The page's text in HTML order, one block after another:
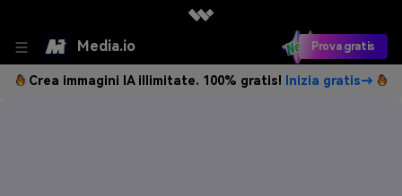
Media.io Prova gratis
Crea immagini IA illimitate. 100% gratis! Inizia gratis→